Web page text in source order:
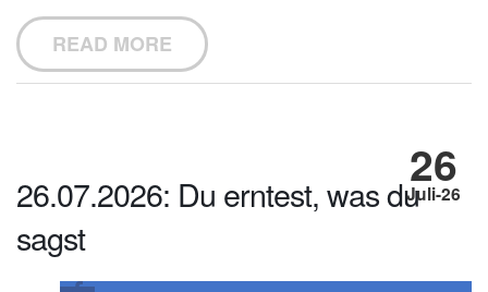
READ MORE
26
Juli-26
26.07.2026: Du erntest, was du
sagst